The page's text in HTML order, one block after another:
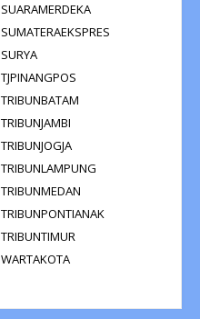
SUARAMERDEKA
SUMATERAEKSPRES
SURYA
TJPINANGPOS
TRIBUNBATAM
TRIBUNJAMBI
TRIBUNJOGJA
TRIBUNLAMPUNG
TRIBUNMEDAN
TRIBUNPONTIANAK
TRIBUNTIMUR
WARTAKOTA